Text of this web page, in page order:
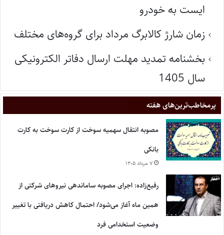
ایست به خودرو
زمان شارژ کالابرگ مرداد برای گروه‌های مختلف
بخشنامه تمدید مهلت ارسال دفاتر الکترونیکی
سال 1405
پر‌مخاطب‌ترین‌های هفته
مصوبه انتقال سهمیه سوخت از کارت سوخت به کارت
بانکی
۷ مرداد ۱۴۰۵
رفیع‌زاده: اجرای مصوبه ساماندهی نیروهای شرکتی از
همین ماه آغاز می‌شود/ احتمال کاهش دریافتی با تغییر
وضعیت استخدامی فرد